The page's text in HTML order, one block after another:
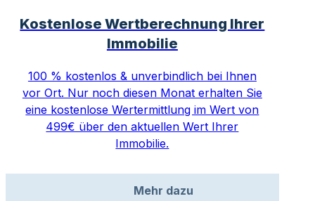
Kostenlose Wertberechnung Ihrer
Immobilie
100 % kostenlos & unverbindlich bei Ihnen
vor Ort. Nur noch diesen Monat erhalten Sie
eine kostenlose Wertermittlung im Wert von
499€ über den aktuellen Wert Ihrer
Immobilie.
Mehr dazu